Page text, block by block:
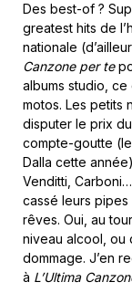
Des best-of ?
greatest hits de
nationale
Canzone per te
albums studio,
motos. Les petits
disputer le prix du
compte-goutte
Dalla cette
Venditti,
cassé leurs
rêves. Oui, au
niveau alcool, ou
dommage. J’en
à L’Ultima